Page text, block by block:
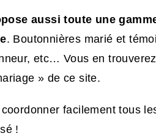
aussi toute une
. Boutonnières marié et
etc… Vous en
» de ce site.
facilement tous
!